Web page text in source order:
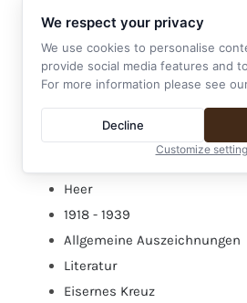
2. Weltkrieg
Ab 1957
Ersatzteile und Zubehör
Verleihungstüten und Etuis
Sonstiges
Heer
1918 - 1939
Allgemeine Auszeichnungen
Literatur
Eisernes Kreuz
We respect your privacy
We use cookies to personalise
provide social media features and
For more information please see
Decline
Customize